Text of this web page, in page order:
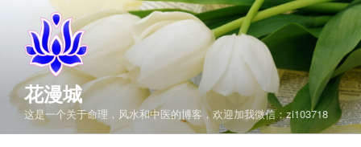
花漫城
这是一个关于命理，风水和中医的博客，欢迎加我微信：zi103718